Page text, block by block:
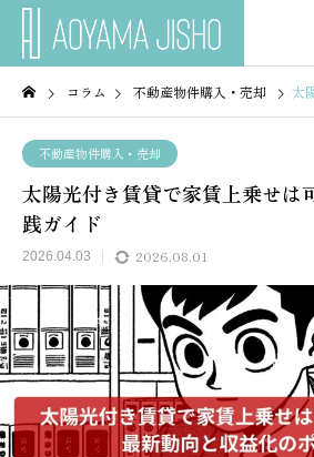
コラム 不動産物件購入・売却 太陽光
不動産物件購入・売却
太陽光付き賃貸で家賃上乗せは
践ガイド
2026.04.03 2026.08.01